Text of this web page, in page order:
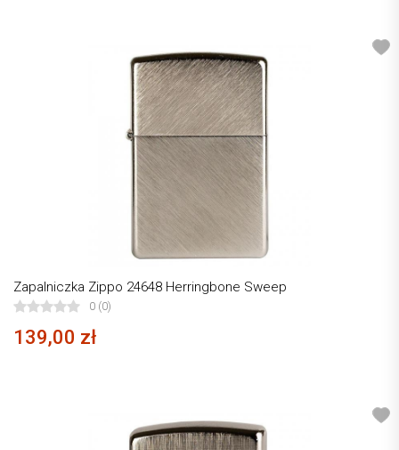
Zapalniczka Zippo 24648 Herringbone Sweep
0 (0)
139,00 zł